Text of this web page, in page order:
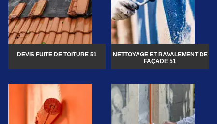
DEVIS FUITE DE TOITURE 51
NETTOYAGE ET RAVALEMENT DE
FAÇADE 51